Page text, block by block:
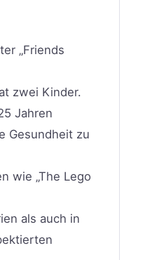
„Friends
zwei Kinder.
Jahren
Gesundheit zu
wie „The Lego
als auch in